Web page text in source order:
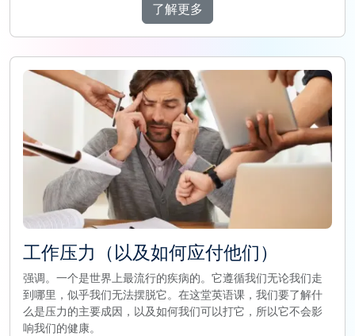
了解更多
工作压力（以及如何应付他们）
强调。一个是世界上最流行的疾病的。它遵循我们无论我们走
到哪里，似乎我们无法摆脱它。在这堂英语课，我们要了解什
么是压力的主要成因，以及如何我们可以打它，所以它不会影
响我们的健康。